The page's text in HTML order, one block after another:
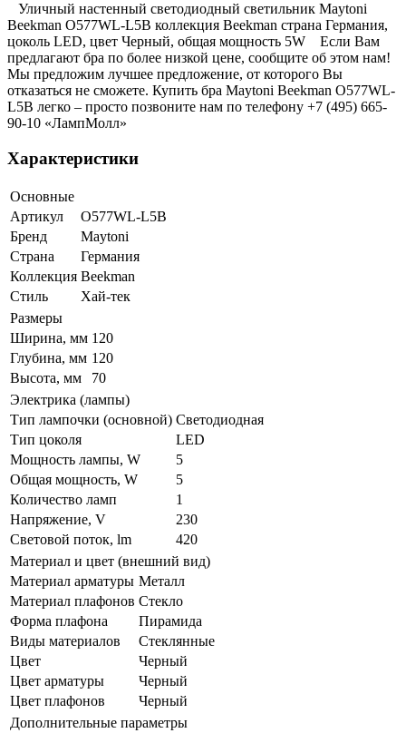
Уличный настенный светодиодный светильник Maytoni
Beekman O577WL-L5B коллекция Beekman страна Германия,
цоколь LED, цвет Черный, общая мощность 5W Если Вам
предлагают бра по более низкой цене, сообщите об этом нам!
Мы предложим лучшее предложение, от которого Вы
отказаться не сможете. Купить бра Maytoni Beekman O577WL-
L5B легко – просто позвоните нам по телефону +7 (495) 665-
90-10 «ЛампМолл»
Характеристики
Основные
Артикул
O577WL-L5B
Бренд
Maytoni
Страна
Германия
Коллекция Beekman
Стиль
Хай-тек
Размеры
Ширина, мм 120
Глубина, мм 120
Высота, мм
70
Электрика (лампы)
Тип лампочки (основной) Светодиодная
Тип цоколя
LED
Мощность лампы, W
5
Общая мощность, W
5
Количество ламп
1
Напряжение, V
230
Световой поток, lm
420
Материал и цвет (внешний вид)
Материал арматуры Металл
Материал плафонов Стекло
Форма плафона
Пирамида
Виды материалов
Стеклянные
Цвет
Черный
Цвет арматуры
Черный
Цвет плафонов
Черный
Дополнительные параметры